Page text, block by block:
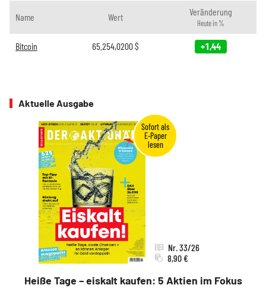
Name Wert Veränderung
Heute in %
Bitcoin 65.254,0200$ +1,44
Aktuelle Ausgabe
Heiße Tage – eiskalt kaufen: 5 Aktien im Fokus
Nr. 33/26
8,90 €